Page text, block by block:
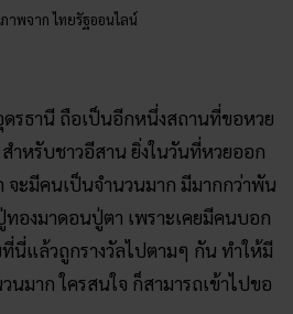
นี่แล้วถูกรางวัลไปตามๆ กัน ทำให้มี
นมาก ใครสนใจ ก็สามารถเข้าไปขอ
นบทความดีๆ เด็ดๆ ทั้งเรื่องความ
ดูดวง สิ่งศักดิ์สิทธิ์ สูตรหวย สถิติหวย
ม เรื่องดี เรื่องดัง เรื่องน่าสนใจ มาให้
ต้องเสียเวลาหาเยอะแยะ มาพบกับ